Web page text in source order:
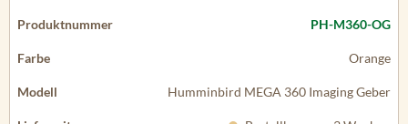
PH-M360-OG
Orange
Humminbird MEGA 360 Imaging Geber